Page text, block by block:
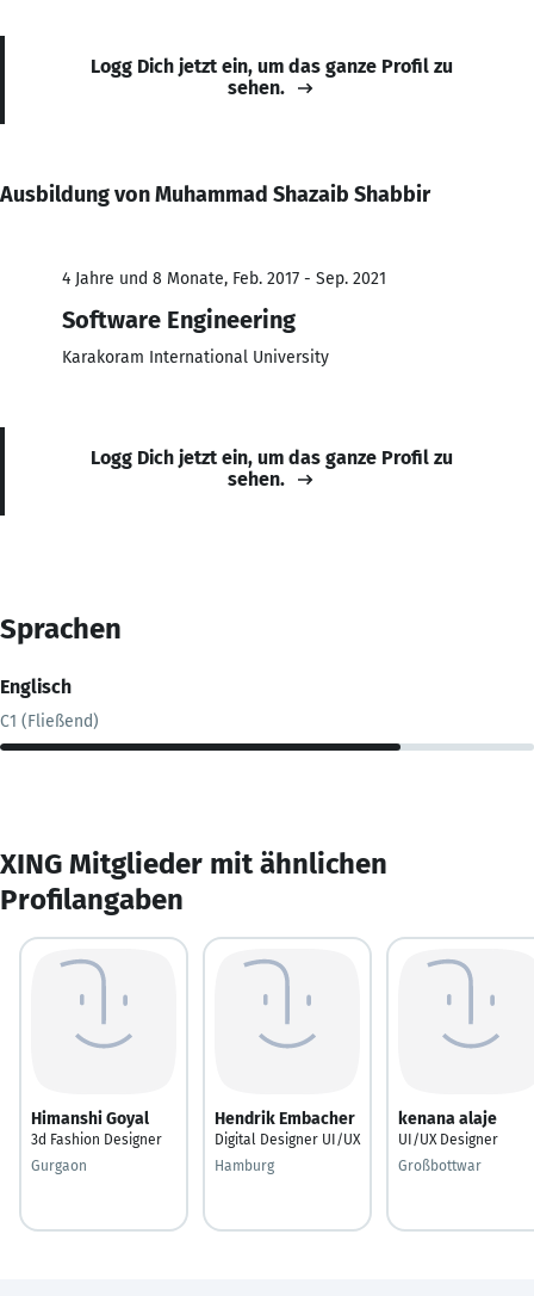
Logg Dich jetzt ein, um das ganze Profil zu
sehen.
Ausbildung von Muhammad Shazaib Shabbir
4 Jahre und 8 Monate, Feb. 2017 - Sep. 2021
Software Engineering
Karakoram International University
Logg Dich jetzt ein, um das ganze Profil zu
sehen.
Sprachen
Englisch
C1 (Fließend)
XING Mitglieder mit ähnlichen
Profilangaben
Himanshi Goyal
3d Fashion Designer
Gurgaon
Hendrik Embacher
Digital Designer UI/UX
Hamburg
kenana alaje
UI/UX Designer
Großbottwar